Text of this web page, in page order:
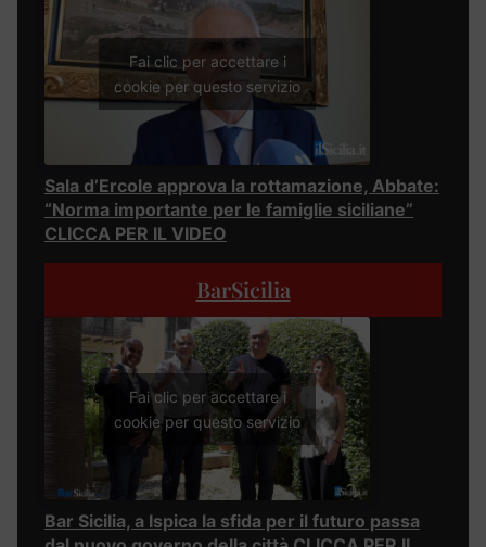
Fai clic per accettare i
cookie per questo servizio
Sala d’Ercole approva la rottamazione, Abbate:
“Norma importante per le famiglie siciliane”
CLICCA PER IL VIDEO
BarSicilia
Fai clic per accettare i
cookie per questo servizio
Bar Sicilia, a Ispica la sfida per il futuro passa